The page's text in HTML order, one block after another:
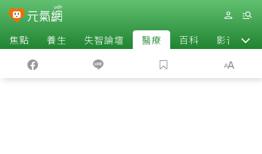
焦點 養生 失智論壇 醫療 百科 影音